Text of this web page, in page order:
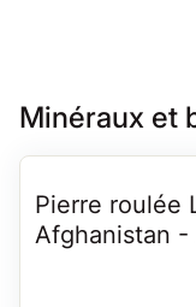
Minéraux et
Pierre roulée
Afghanistan -